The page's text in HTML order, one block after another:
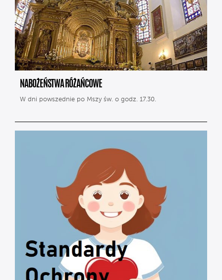
NABOŻEŃSTWA RÓŻAŃCOWE
W dni powszednie po Mszy św. o godz. 17.30.